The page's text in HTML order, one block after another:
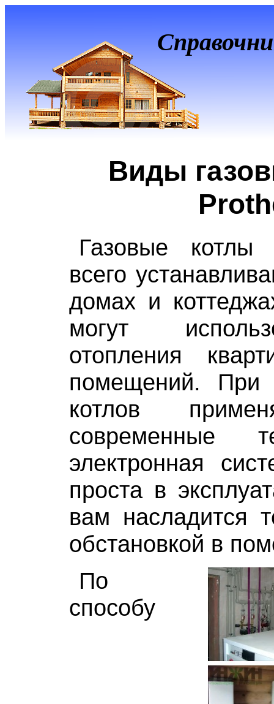
Виды
Газовые
всего
домах и
могут
отопления
помещений. При
котлов
современные
электронная
проста в
вам насладится
обстановкой в
По
способу